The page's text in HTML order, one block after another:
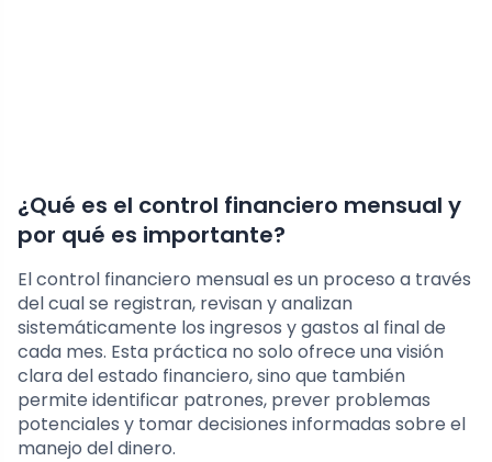
¿Qué es el control financiero mensual y
por qué es importante?
El control financiero mensual es un proceso a través
del cual se registran, revisan y analizan
sistemáticamente los ingresos y gastos al final de
cada mes. Esta práctica no solo ofrece una visión
clara del estado financiero, sino que también
permite identificar patrones, prever problemas
potenciales y tomar decisiones informadas sobre el
manejo del dinero.